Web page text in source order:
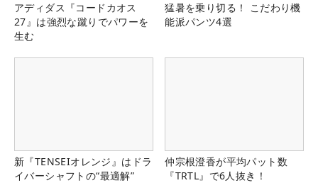
アディダス『コードカオス
27』は強烈な蹴りでパワーを
生む
猛暑を乗り切る！ こだわり機
能派パンツ4選
新『TENSEIオレンジ』はドラ
イバーシャフトの“最適解”
仲宗根澄香が平均パット数
『TRTL』で6人抜き！